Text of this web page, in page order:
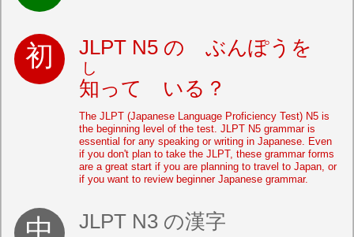
JLPT N5 の ぶんぽうを
知
し
って いる？
The JLPT (Japanese Language Proficiency Test) N5 is
the beginning level of the test. JLPT N5 grammar is
essential for any speaking or writing in Japanese. Even
if you don't plan to take the JLPT, these grammar forms
are a great start if you are planning to travel to Japan, or
if you want to review beginner Japanese grammar.
JLPT N3 の漢字